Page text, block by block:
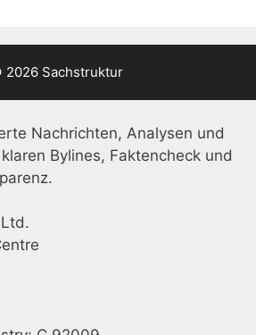
2026 Sachstruktur
Nachrichten, Analysen und
Bylines, Faktencheck und